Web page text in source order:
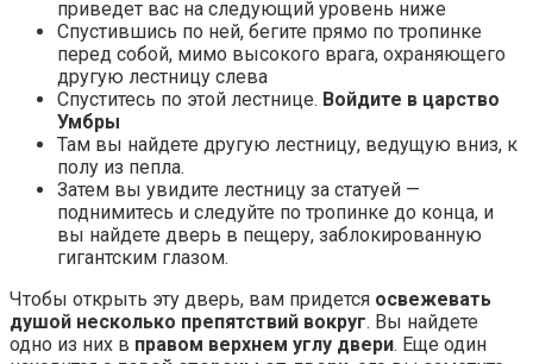
приведет вас на следующий уровень ниже
Спустившись по ней, бегите прямо по тропинке
перед собой, мимо высокого врага, охраняющего
другую лестницу слева
Спуститесь по этой лестнице. Войдите в царство
Умбры
Там вы найдете другую лестницу, ведущую вниз, к
полу из пепла.
Затем вы увидите лестницу за статуей —
поднимитесь и следуйте по тропинке до конца, и
вы найдете дверь в пещеру, заблокированную
гигантским глазом.
Чтобы открыть эту дверь, вам придется освежевать
душой несколько препятствий вокруг. Вы найдете
одно из них в правом верхнем углу двери. Еще один